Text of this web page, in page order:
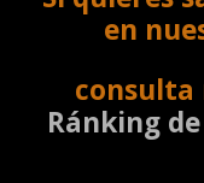
en
consulta
Ránking